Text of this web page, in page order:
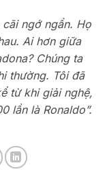
ngớ ngẩn. Họ
Ai hơn giữa
Chúng ta
thường. Tôi đã
từ khi giải nghệ,
lần là Ronaldo”.